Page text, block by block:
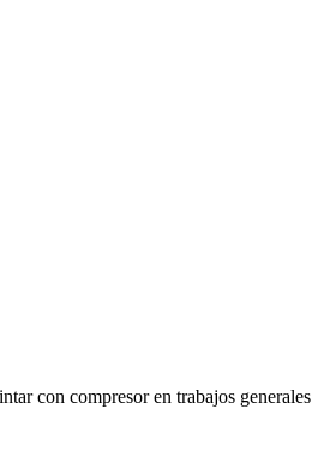
con compresor en trabajos generales